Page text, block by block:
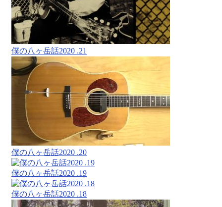
僕の八ヶ岳話2020 .21
僕の八ヶ岳話2020 .20
僕の八ヶ岳話2020 .19
僕の八ヶ岳話2020 .18